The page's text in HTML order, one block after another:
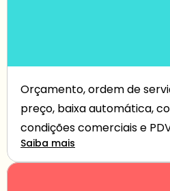
Orçamento, ordem de
preço, baixa automática,
condições comerciais e
Saiba mais